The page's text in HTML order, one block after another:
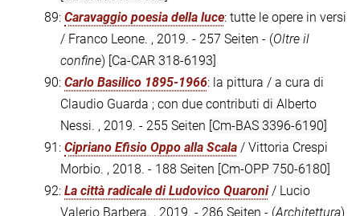
89: Caravaggio poesia della luce: tutte le opere in versi
/ Franco Leone. , 2019. - 257 Seiten - (Oltre il
confine) [Ca-CAR 318-6193]
90: Carlo Basilico 1895-1966: la pittura / a cura di
Claudio Guarda ; con due contributi di Alberto
Nessi. , 2019. - 255 Seiten [Cm-BAS 3396-6190]
91: Cipriano Efisio Oppo alla Scala / Vittoria Crespi
Morbio. , 2018. - 188 Seiten [Cm-OPP 750-6180]
92: La città radicale di Ludovico Quaroni/ Lucio
Valerio Barbera. , 2019. - 286 Seiten - (Architettura)